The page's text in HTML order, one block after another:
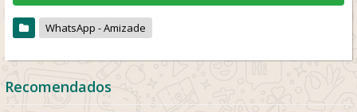
WhatsApp - Amizade
Recomendados